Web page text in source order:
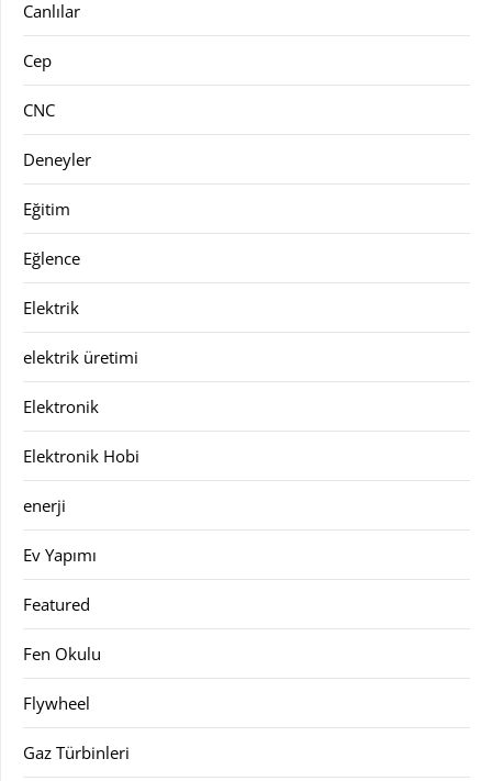
Canlılar
Cep
CNC
Deneyler
Eğitim
Eğlence
Elektrik
elektrik üretimi
Elektronik
Elektronik Hobi
enerji
Ev Yapımı
Featured
Fen Okulu
Flywheel
Gaz Türbinleri